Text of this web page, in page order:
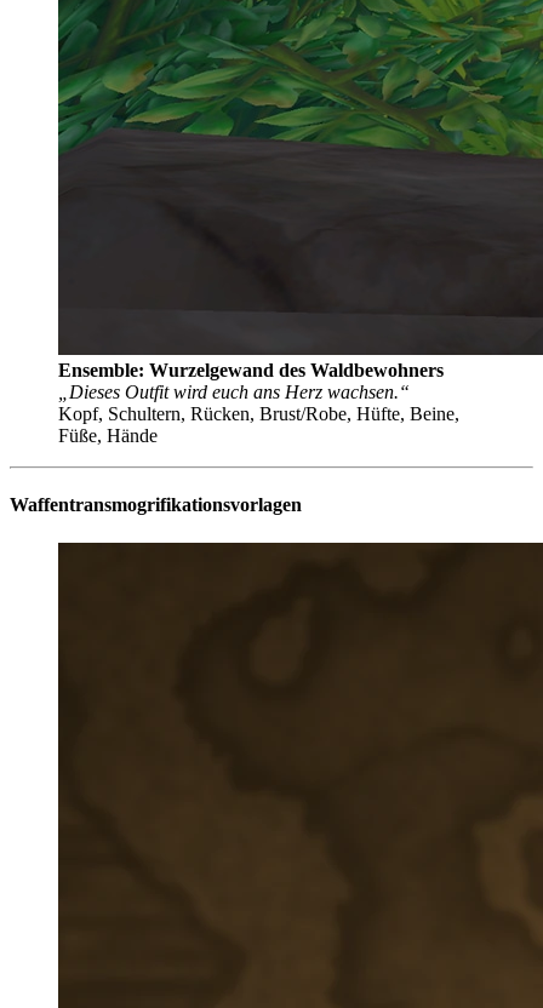
Ensemble: Wurzelgewand des Waldbewohners
„Dieses Outfit wird euch ans Herz wachsen.“
Kopf, Schultern, Rücken, Brust/Robe, Hüfte, Beine,
Füße, Hände
Waffentransmogrifikationsvorlagen